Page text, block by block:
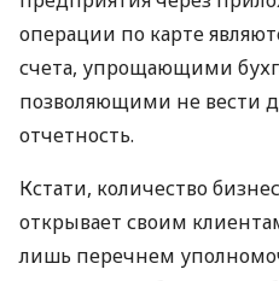
операции по карте
счета, упрощающими
позволяющими не вести
отчетность.
Кстати, количество
открывает своим
лишь перечнем